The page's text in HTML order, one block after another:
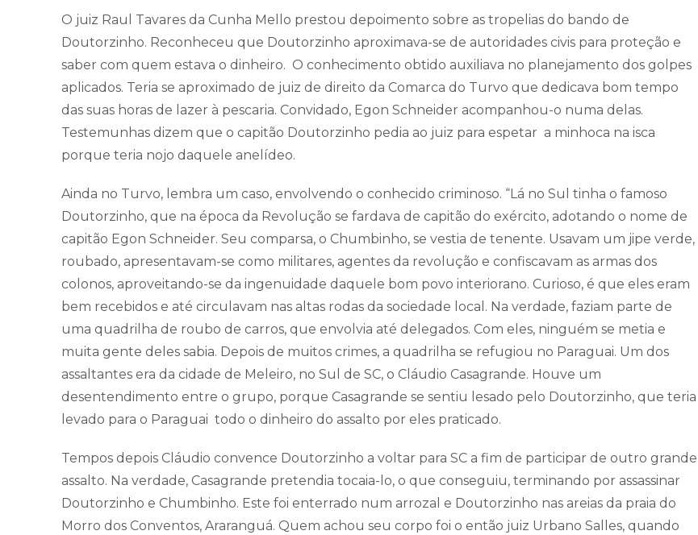
O juiz Raul Tavares da Cunha Mello prestou depoimento sobre as tropelias do bando de
Doutorzinho. Reconheceu que Doutorzinho aproximava-se de autoridades civis para proteção e
saber com quem estava o dinheiro. O conhecimento obtido auxiliava no planejamento dos golpes
aplicados. Teria se aproximado de juiz de direito da Comarca do Turvo que dedicava bom tempo
das suas horas de lazer à pescaria. Convidado, Egon Schneider acompanhou-o numa delas.
Testemunhas dizem que o capitão Doutorzinho pedia ao juiz para espetar a minhoca na isca
porque teria nojo daquele anelídeo.
Ainda no Turvo, lembra um caso, envolvendo o conhecido criminoso. “Lá no Sul tinha o famoso
Doutorzinho, que na época da Revolução se fardava de capitão do exército, adotando o nome de
capitão Egon Schneider. Seu comparsa, o Chumbinho, se vestia de tenente. Usavam um jipe verde,
roubado, apresentavam-se como militares, agentes da revolução e confiscavam as armas dos
colonos, aproveitando-se da ingenuidade daquele bom povo interiorano. Curioso, é que eles eram
bem recebidos e até circulavam nas altas rodas da sociedade local. Na verdade, faziam parte de
uma quadrilha de roubo de carros, que envolvia até delegados. Com eles, ninguém se metia e
muita gente deles sabia. Depois de muitos crimes, a quadrilha se refugiou no Paraguai. Um dos
assaltantes era da cidade de Meleiro, no Sul de SC, o Cláudio Casagrande. Houve um
desentendimento entre o grupo, porque Casagrande se sentiu lesado pelo Doutorzinho, que teria
levado para o Paraguai todo o dinheiro do assalto por eles praticado.
Tempos depois Cláudio convence Doutorzinho a voltar para SC a fim de participar de outro grande
assalto. Na verdade, Casagrande pretendia tocaia-lo, o que conseguiu, terminando por assassinar
Doutorzinho e Chumbinho. Este foi enterrado num arrozal e Doutorzinho nas areias da praia do
Morro dos Conventos, Araranguá. Quem achou seu corpo foi o então juiz Urbano Salles, quando